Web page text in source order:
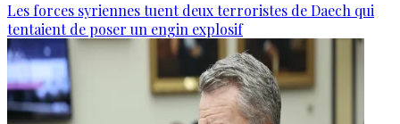
Les forces syriennes tuent deux terroristes de Daech qui
tentaient de poser un engin explosif